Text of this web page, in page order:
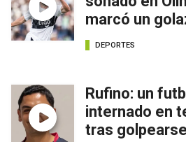
marcó un
DEPORTES
Rufino: un
internado en
tras